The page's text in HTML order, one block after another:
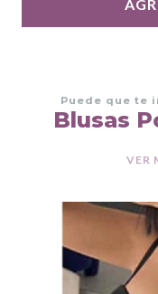
Puede que te
Blusas
VER